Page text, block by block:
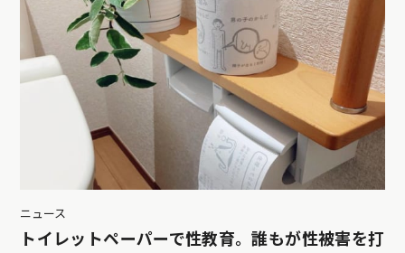
ニュース
トイレットペーパーで性教育。誰もが性被害を打